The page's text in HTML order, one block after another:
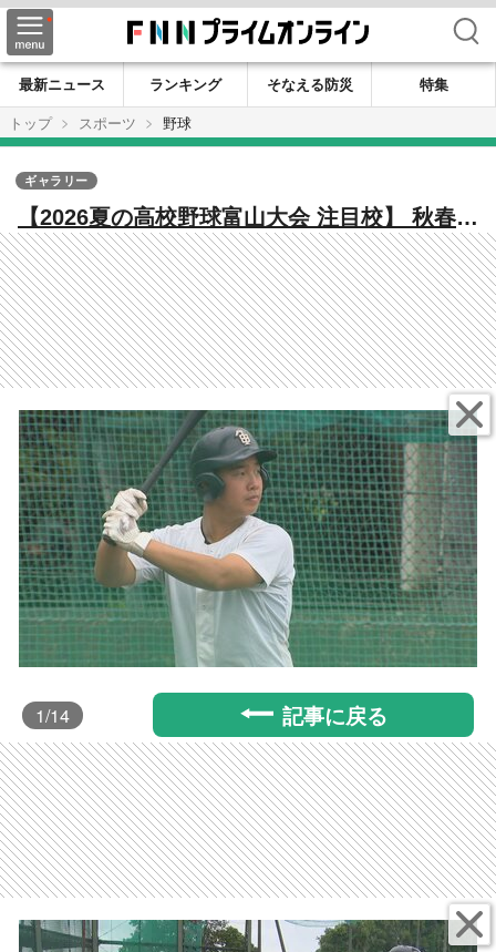
検索
最新ニュース ランキング そなえる防災
特集
トップ
スポーツ 野球
【2026夏の高校野球富山大会 注目校】 秋春連
覇の名門・富山商業、夏こそ「獅子奮迅」で
甲子園目指す エース藤岡が昨夏の悔しさを
力に変えた
ギャラリー
1/14 記事に戻る